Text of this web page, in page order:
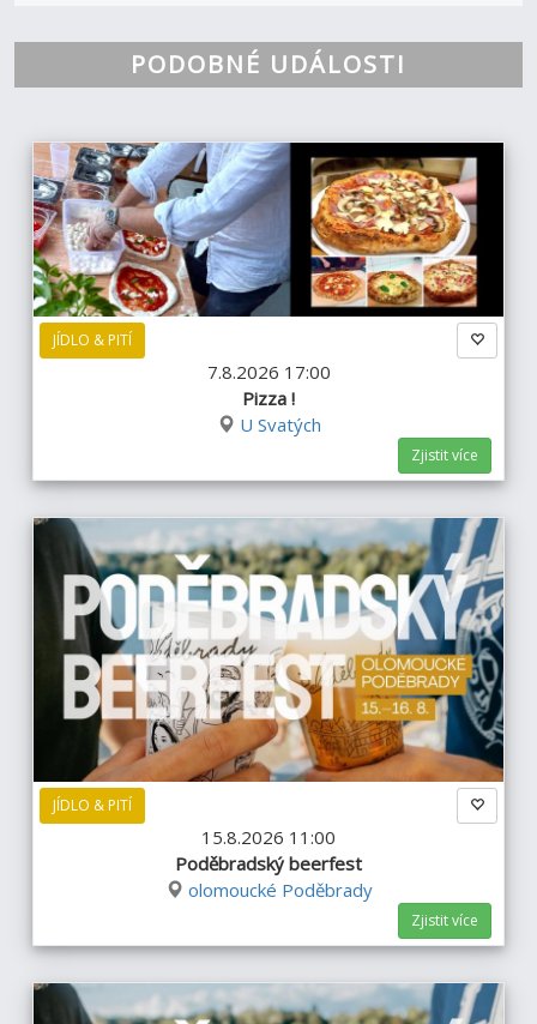
PODOBNÉ UDÁLOSTI
JÍDLO & PITÍ
7.8.2026 17:00
Pizza !
U Svatých
Zjistit více
JÍDLO & PITÍ
15.8.2026 11:00
Poděbradský beerfest
olomoucké Poděbrady
Zjistit více